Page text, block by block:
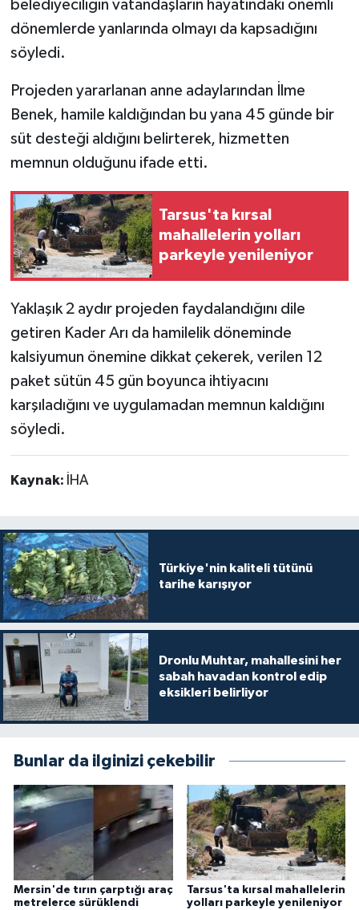
belediyeciliğin vatandaşların hayatındaki önemli
dönemlerde yanlarında olmayı da kapsadığını
söyledi.
Projeden yararlanan anne adaylarından İlme
Benek, hamile kaldığından bu yana 45 günde bir
süt desteği aldığını belirterek, hizmetten
memnun olduğunu ifade etti.
Tarsus'ta kırsal
mahallelerin yolları
parkeyle yenileniyor
Yaklaşık 2 aydır projeden faydalandığını dile
getiren Kader Arı da hamilelik döneminde
kalsiyumun önemine dikkat çekerek, verilen 12
paket sütün 45 gün boyunca ihtiyacını
karşıladığını ve uygulamadan memnun kaldığını
söyledi.
Kaynak: İHA
Türkiye'nin kaliteli tütünü
tarihe karışıyor
Dronlu Muhtar, mahallesini her
sabah havadan kontrol edip
eksikleri belirliyor
Bunlar da ilginizi çekebilir
Mersin'de tırın çarptığı araç
metrelerce sürüklendi
Tarsus'ta kırsal mahallelerin
yolları parkeyle yenileniyor